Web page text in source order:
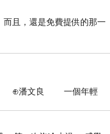
且，還是免費提供的那一
年輕